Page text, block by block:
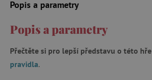
Popis a parametry
Popis a parametry
Přečtěte si pro lepší představu o této hře
pravidla.